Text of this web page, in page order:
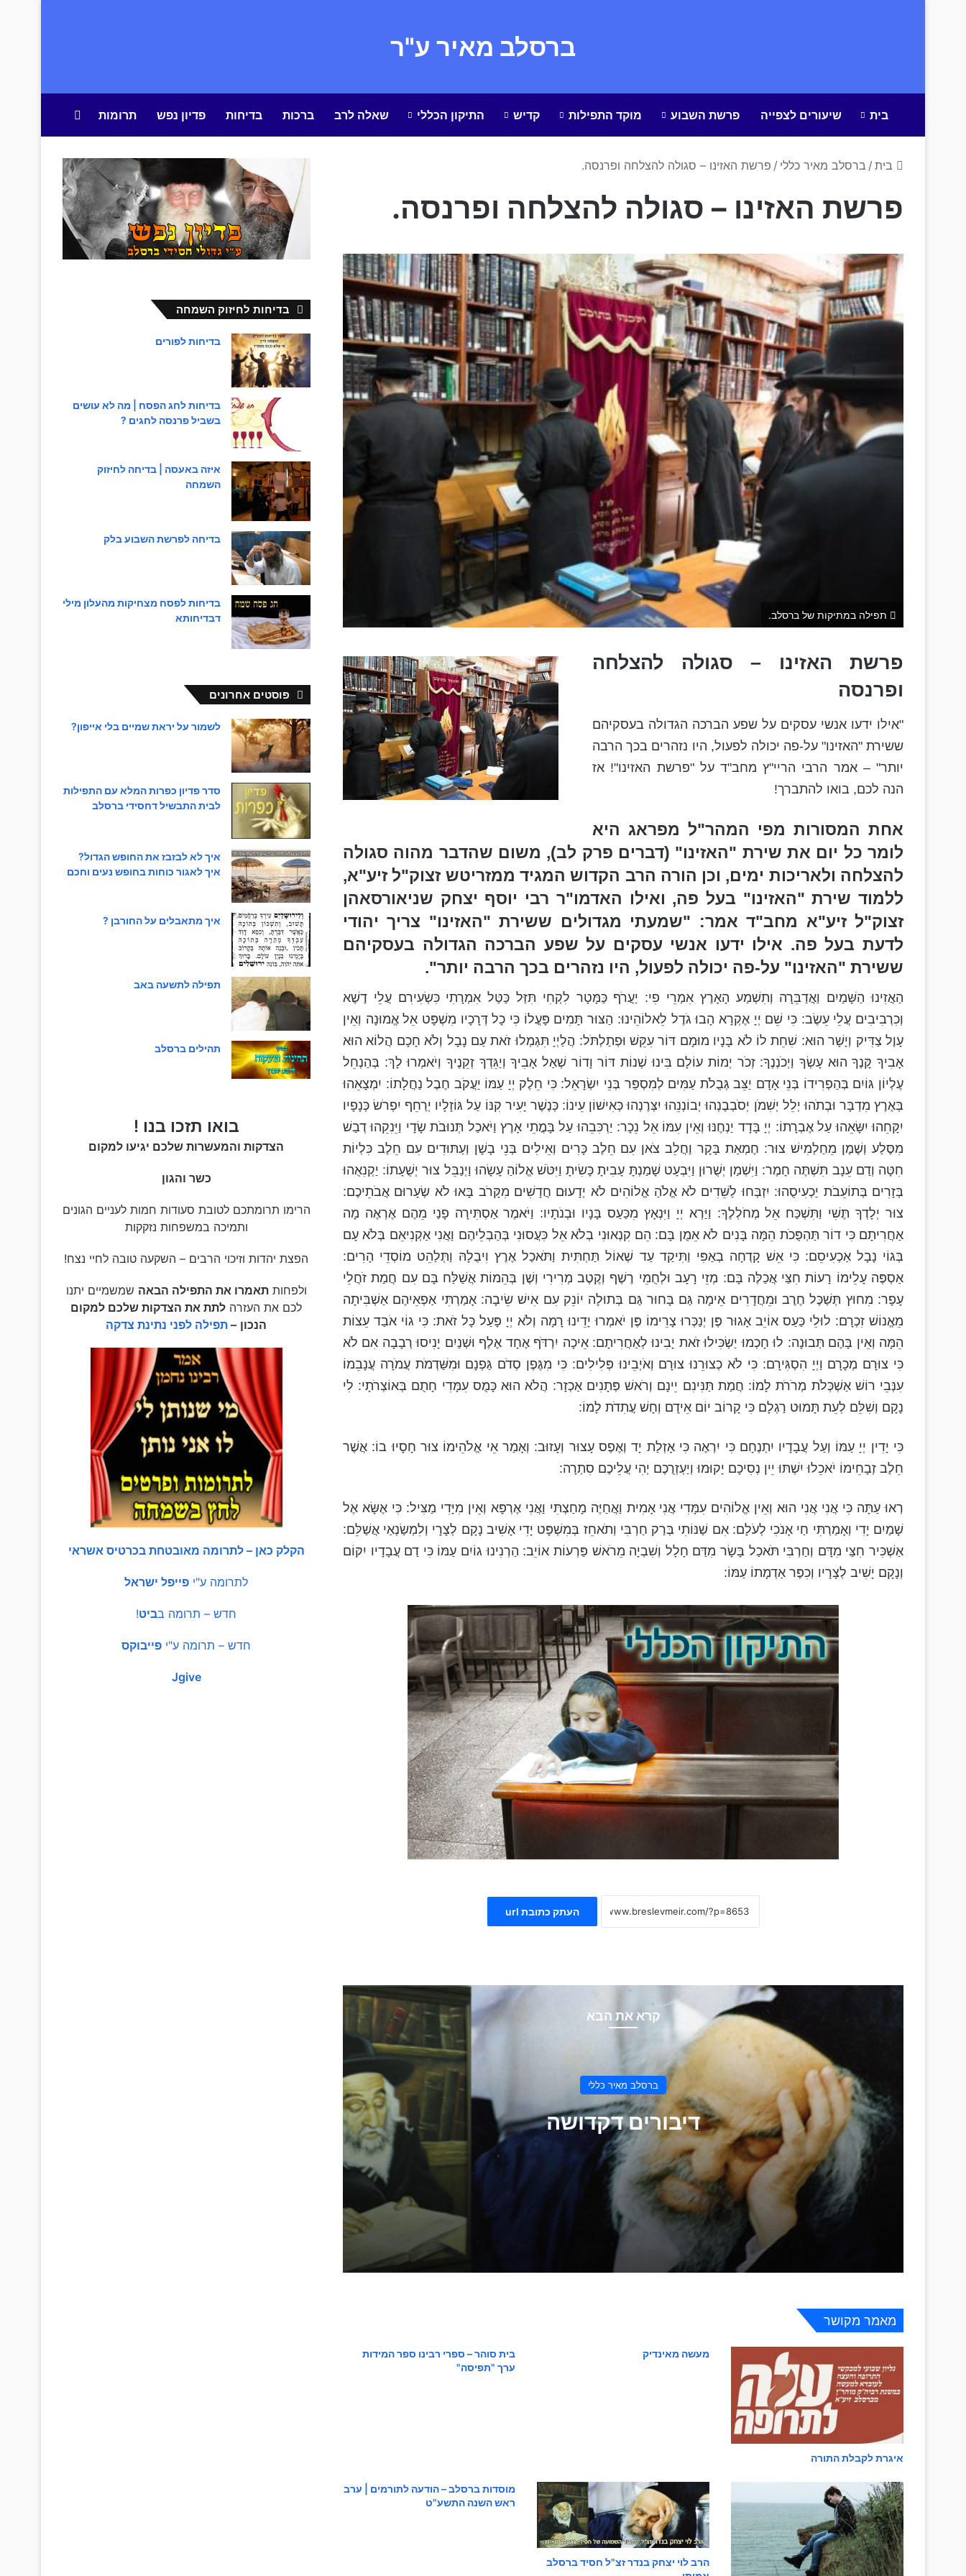
ברסלב מאיר ע"ר
בית שיעורים לצפייה פרשת השבוע מוקד התפילות קדיש התיקון הכללי שאלה לרב ברכות בדיחות פדיון נפש תרומות
בית / ברסלב מאיר כללי / פרשת האזינו – סגולה להצלחה ופרנסה.
פרשת האזינו – סגולה להצלחה ופרנסה.
תפילה במתיקות של ברסלב.
פרשת האזינו – סגולה להצלחה
ופרנסה
"אילו ידעו אנשי עסקים על שפע הברכה הגדולה בעסקיהם
ששירת "האזינו" על-פה יכולה לפעול, היו נזהרים בכך הרבה
יותר" – אמר הרבי הריי"ץ מחב"ד על "פרשת האזינו"! אז
הנה לכם, בואו להתברך!
אחת המסורות מפי המהר"ל מפראג היא
לומר כל יום את שירת "האזינו" (דברים פרק לב), משום שהדבר מהוה סגולה
להצלחה ולאריכות ימים, וכן הורה הרב הקדוש המגיד ממזריטש זצוק"ל זיע"א,
ללמוד שירת "האזינו" בעל פה, ואילו האדמו"ר רבי יוסף יצחק שניאורסאהן
זצוק"ל זיע"א מחב"ד אמר: "שמעתי מגדולים ששירת "האזינו" צריך יהודי
לדעת בעל פה. אילו ידעו אנשי עסקים על שפע הברכה הגדולה בעסקיהם
ששירת "האזינו" על-פה יכולה לפעול, היו נזהרים בכך הרבה יותר".
הַאֲזִינוּ הַשָּׁמַיִם וַאֲדַבֵּרָה וְתִשְׁמַע הָאָרֶץ אִמְרֵי פִי: יַעֲרֹף כַּמָּטָר לִקְחִי תִּזַּל כַּטַּל אִמְרָתִי כִּשְׂעִירִם עֲלֵי דֶשֶׁא
וְכִרְבִיבִים עֲלֵי עֵשֶׂב: כִּי שֵׁם יְיָ אֶקְרָא הָבוּ גֹדֶל לֵאלוֹהֵינוּ: הַצּוּר תָּמִים פָּעֳלוֹ כִּי כָל דְּרָכָיו מִשְׁפָּט אֵל אֱמוּנָה וְאֵין
עָוֶל צַדִּיק וְיָשָׁר הוּא: שִׁחֵת לוֹ לֹא בָּנָיו מוּמָם דּוֹר עִקֵּשׁ וּפְתַלְתֹּל: הֲלַיְיָ תִּגְמְלוּ זֹאת עַם נָבָל וְלֹא חָכָם הֲלוֹא הוּא
אָבִיךָ קָּנֶךָ הוּא עָשְׂךָ וַיְכֹנְנֶךָ: זְכֹר יְמוֹת עוֹלָם בִּינוּ שְׁנוֹת דּוֹר וָדוֹר שְׁאַל אָבִיךָ וְיַגֵּדְךָ זְקֵנֶיךָ וְיֹאמְרוּ לָךְ: בְּהַנְחֵל
עֶלְיוֹן גּוֹיִם בְּהַפְרִידוֹ בְּנֵי אָדָם יַצֵּב גְּבֻלֹת עַמִּים לְמִסְפַּר בְּנֵי יִשְׂרָאֵל: כִּי חֵלֶק יְיָ עַמּוֹ יַעֲקֹב חֶבֶל נַחֲלָתוֹ: יִמְצָאֵהוּ
בְּאֶרֶץ מִדְבָּר וּבְתֹהוּ יְלֵל יְשִׁמֹן יְסֹבְבֶנְהוּ יְבוֹנְנֵהוּ יִצְּרֶנְהוּ כְּאִישׁוֹן עֵינוֹ: כְּנֶשֶׁר יָעִיר קִנּוֹ עַל גּוֹזָלָיו יְרַחֵף יִפְרֹשׂ כְּנָפָיו
יִקָּחֵהוּ יִשָּׂאֵהוּ עַל אֶבְרָתוֹ: יְיָ בָּדָד יַנְחֶנּוּ וְאֵין עִמּוֹ אֵל נֵכָר: יַרְכִּבֵהוּ עַל בָּמֳתֵי אָרֶץ וַיֹּאכַל תְּנוּבֹת שָׂדָי וַיֵּנִקֵהוּ דְבַשׁ
מִסֶּלַע וְשֶׁמֶן מֵחַלְמִישׁ צוּר: חֶמְאַת בָּקָר וַחֲלֵב צֹאן עִם חֵלֶב כָּרִים וְאֵילִים בְּנֵי בָשָׁן וְעַתּוּדִים עִם חֵלֶב כִּלְיוֹת
חִטָּה וְדַם עֵנָב תִּשְׁתֶּה חָמֶר: וַיִּשְׁמַן יְשֻׁרוּן וַיִּבְעָט שָׁמַנְתָּ עָבִיתָ כָּשִׂיתָ וַיִּטֹּשׁ אֱלוֹהַ עָשָׂהוּ וַיְנַבֵּל צוּר יְשֻׁעָתוֹ: יַקְנִאֻהוּ
בְּזָרִים בְּתוֹעֵבֹת יַכְעִיסֻהוּ: יִזְבְּחוּ לַשֵּׁדִים לֹא אֱלֹהַ אֱלוֹהִים לֹא יְדָעוּם חֲדָשִׁים מִקָּרֹב בָּאוּ לֹא שְׂעָרוּם אֲבֹתֵיכֶם:
צוּר יְלָדְךָ תֶּשִׁי וַתִּשְׁכַּח אֵל מְחֹלְלֶךָ: וַיַּרְא יְיָ וַיִּנְאָץ מִכַּעַס בָּנָיו וּבְנֹתָיו: וַיֹּאמֶר אַסְתִּירָה פָנַי מֵהֶם אֶרְאֶה מָה
אַחֲרִיתָם כִּי דוֹר תַּהְפֻּכֹת הֵמָּה בָּנִים לֹא אֵמֻן בָּם: הֵם קִנְאוּנִי בְלֹא אֵל כִּעֲסוּנִי בְּהַבְלֵיהֶם וַאֲנִי אַקְנִיאֵם בְּלֹא עָם
בְּגוֹי נָבָל אַכְעִיסֵם: כִּי אֵשׁ קָדְחָה בְאַפִּי וַתִּיקַד עַד שְׁאוֹל תַּחְתִּית וַתֹּאכַל אֶרֶץ וִיבֻלָהּ וַתְּלַהֵט מוֹסְדֵי הָרִים:
אַסְפֶּה עָלֵימוֹ רָעוֹת חִצַּי אֲכַלֶּה בָּם: מְזֵי רָעָב וּלְחֻמֵי רֶשֶׁף וְקֶטֶב מְרִירִי וְשֶׁן בְּהֵמוֹת אֲשַׁלַּח בָּם עִם חֲמַת זֹחֲלֵי
עָפָר: מִחוּץ תְּשַׁכֶּל חֶרֶב וּמֵחֲדָרִים אֵימָה גַּם בָּחוּר גַּם בְּתוּלָה יוֹנֵק עִם אִישׁ שֵׂיבָה: אָמַרְתִּי אַפְאֵיהֶם אַשְׁבִּיתָה
מֵאֱנוֹשׁ זִכְרָם: לוּלֵי כַּעַס אוֹיֵב אָגוּר פֶּן יְנַכְּרוּ צָרֵימוֹ פֶּן יֹאמְרוּ יָדֵינוּ רָמָה וְלֹא יְיָ פָּעַל כָּל זֹאת: כִּי גוֹי אֹבַד עֵצוֹת
הֵמָּה וְאֵין בָּהֶם תְּבוּנָה: לוּ חָכְמוּ יַשְׂכִּילוּ זֹאת יָבִינוּ לְאַחֲרִיתָם: אֵיכָה יִרְדֹּף אֶחָד אֶלֶף וּשְׁנַיִם יָנִיסוּ רְבָבָה אִם לֹא
כִּי צוּרָם מְכָרָם וַיְיָ הִסְגִּירָם: כִּי לֹא כְצוּרֵנוּ צוּרָם וְאֹיְבֵינוּ פְּלִילִים: כִּי מִגֶּפֶן סְדֹם גַּפְנָם וּמִשַּׁדְמֹת עֲמֹרָה עֲנָבֵמוֹ
עִנְּבֵי רוֹשׁ אַשְׁכְּלֹת מְרֹרֹת לָמוֹ: חֲמַת תַּנִּינִם יֵינָם וְרֹאשׁ פְּתָנִים אַכְזָר: הֲלֹא הוּא כָּמֻס עִמָּדִי חָתֻם בְּאוֹצְרֹתָי: לִי
נָקָם וְשִׁלֵּם לְעֵת תָּמוּט רַגְלָם כִּי קָרוֹב יוֹם אֵידָם וְחָשׁ עֲתִדֹת לָמוֹ:
כִּי יָדִין יְיָ עַמּוֹ וְעַל עֲבָדָיו יִתְנֶחָם כִּי יִרְאֶה כִּי אָזְלַת יָד וְאֶפֶס עָצוּר וְעָזוּב: וְאָמַר אֵי אֱלֹהֵימוֹ צוּר חָסָיוּ בוֹ: אֲשֶׁר
חֵלֶב זְבָחֵימוֹ יֹאכֵלוּ יִשְׁתּוּ יֵין נְסִיכָם יָקוּמוּ וְיַעְזְרֻכֶם יְהִי עֲלֵיכֶם סִתְרָה:
רְאוּ עַתָּה כִּי אֲנִי אֲנִי הוּא וְאֵין אֱלוֹהִים עִמָּדִי אֲנִי אָמִית וַאֲחַיֶּה מָחַצְתִּי וַאֲנִי אֶרְפָּא וְאֵין מִיָּדִי מַצִּיל: כִּי אֶשָּׂא אֶל
שָׁמַיִם יָדִי וְאָמַרְתִּי חַי אָנֹכִי לְעֹלָם: אִם שַׁנּוֹתִי בְּרַק חַרְבִּי וְתֹאחֵז בְּמִשְׁפָּט יָדִי אָשִׁיב נָקָם לְצָרָי וְלִמְשַׂנְאַי אֲשַׁלֵּם:
אַשְׁכִּיר חִצַּי מִדָּם וְחַרְבִּי תֹּאכַל בָּשָׂר מִדַּם חָלָל וְשִׁבְיָה מֵרֹאשׁ פַּרְעוֹת אוֹיֵב: הַרְנִינוּ גוֹיִם עַמּוֹ כִּי דַם עֲבָדָיו יִקּוֹם
וְנָקָם יָשִׁיב לְצָרָיו וְכִפֶּר אַדְמָתוֹ עַמּוֹ:
העתק כתובת url
קרא את הבא
ברסלב מאיר כללי
דיבורים דקדושה
דיבורים דקדושה
בוקר של תחפושות !
מסר באמונה
אהבת ישראל- זוהי אהבת ה'
פנינים מספרי רבינו
מאמר מקושר
איגרת לקבלת התורה
מעשה מאינדיק
בית סוהר – ספרי רבינו ספר המידות
ערך "תפיסה"
הרב לוי יצחק בנדר זצ"ל חסיד ברסלב
מוסדות ברסלב – הודעה לתורמים | ערב
ראש השנה התשע"ט
בדיחות לחיזוק השמחה
בדיחות לפורים
בדיחות לחג הפסח | מה לא עושים
בשביל פרנסה לחגים ?
איזה באעסה | בדיחה לחיזוק
השמחה
בדיחה לפרשת השבוע בלק
בדיחות לפסח מצחיקות מהעלון מילי
דבדיחותא
פוסטים אחרונים
לשמור על יראת שמיים בלי אייפון?
סדר פדיון כפרות המלא עם התפילות
לבית התבשיל דחסידי ברסלב
איך לא לבזבז את החופש הגדול?
איך לאגור כוחות בחופש נעים וחכם
איך מתאבלים על החורבן ?
תפילה לתשעה באב
תהילים ברסלב
בואו תזכו בנו !
הצדקות והמעשרות שלכם יגיעו למקום
כשר והגון
הרימו תרומתכם לטובת סעודות חמות לעניים הגונים
ותמיכה במשפחות נזקקות
הפצת יהדות וזיכוי הרבים – השקעה טובה לחיי נצח!
ולפחותתאמרו את התפילה הבאה שמשמיים יתנו
לכם את העזרה לתת את הצדקות שלכם למקום
הנכון – תפילה לפני נתינת צדקה
הקלק כאן – לתרומה מאובטחת בכרטיס אשראי
לתרומה ע"י פייפל ישראל
חדש – תרומה בביט!
חדש – תרומה ע"י פייבוקס
Jgive